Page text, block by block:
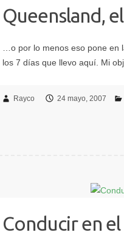
Queensland,
Rayco 24 mayo, 2007
Conducir en